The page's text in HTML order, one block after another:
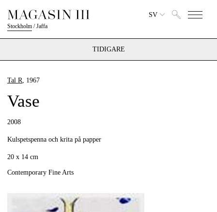
Stockholm /Jaffa
SV
TIDIGARE
Tal R, 1967
Vase
2008
Kulspetspenna och krita på papper
20 x 14 cm
Contemporary Fine Arts